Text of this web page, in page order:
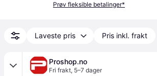
Prøv fleksible betalinger*
Laveste pris Pris inkl. frakt
Proshop.no
Fri frakt, 5–7 dager